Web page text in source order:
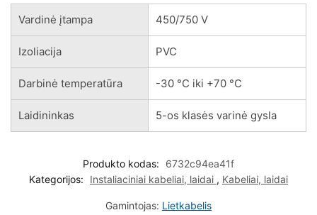
Vardinė įtampa 450/750 V
Izoliacija PVC
Darbinė temperatūra -30 °C iki +70 °C
Laidininkas 5-os klasės varinė gysla
Produkto kodas:
6732c94ea41f
Kategorijos:
Instaliaciniai kabeliai, laidai , Kabeliai, laidai
Gamintojas: Lietkabelis